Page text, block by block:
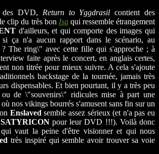
des DVD, Return to Yggdrasil contient des
clip du très bon Isaqui ressemble étrangement
d'ailleurs, et qui comporte des images qui
si ça n'a aucun rapport dans le scénario, au
The ring\" avec cette fille qui s'approche ; à
faite après le concert, en anglais certes,
non titrée pour mieux suivre. A cela s'ajoute
backstage de la tournée, jamais très
dispensables. Et bien pourtant, il y a très peu
ou de \"souvenirs\" ridicules mise à part une
nos vikings bourrés s'amusent sans fin sur un
Enslaved semble assez sérieux (et n'a pas eu
SATYRICONpour leur DVD !!!). Voilà donc
vaut la peine d'être visionner et qui nous
très inspiré qui semble avoir trouver sa voie